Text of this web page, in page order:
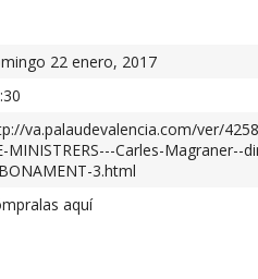
22 enero, 2017
va.palaudevalencia.com/ver/
MINISTRERS---Carles-Magraner--
3.html
aquí